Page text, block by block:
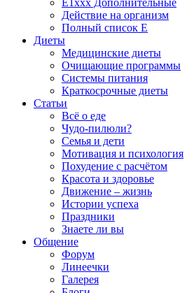
E1xxx Дополнительные
Действие на организм
Полный список E
Диеты
Медицинские диеты
Очищающие программы
Системы питания
Краткосрочные диеты
Статьи
Всё о еде
Чудо-пилюли?
Семья и дети
Мотивация и психология
Похудение с расчётом
Красота и здоровье
Движение – жизнь
Истории успеха
Праздники
Знаете ли вы
Общение
Форум
Линеечки
Галерея